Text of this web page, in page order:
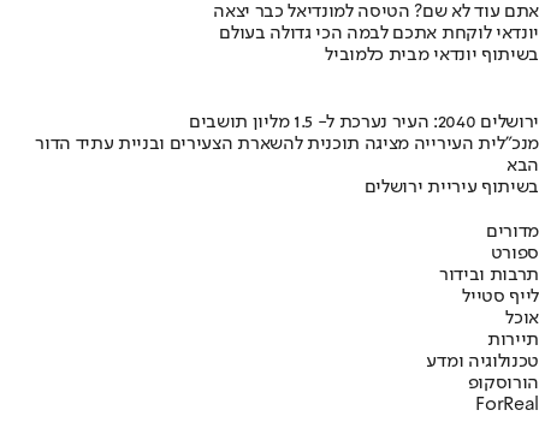
אתם עוד לא שם? הטיסה למונדיאל כבר יצאה
יונדאי לוקחת אתכם לבמה הכי גדולה בעולם
בשיתוף יונדאי מבית כלמוביל
ירושלים 2040: העיר נערכת ל- 1.5 מליון תושבים
מנכ"לית העירייה מציגה תוכנית להשארת הצעירים ובניית עתיד הדור
הבא
בשיתוף עיריית ירושלים
מדורים
ספורט
תרבות ובידור
לייף סטייל
אוכל
תיירות
טכנולוגיה ומדע
הורוסקופ
ForReal